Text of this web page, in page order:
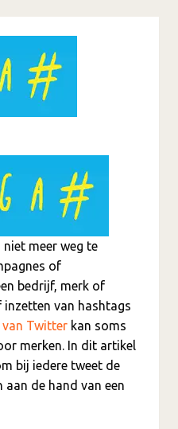
meer weg te
of
bedrijf, merk of
van hashtags
van Twitter kan soms
merken. In dit artikel
bij iedere tweet de
aan de hand van een